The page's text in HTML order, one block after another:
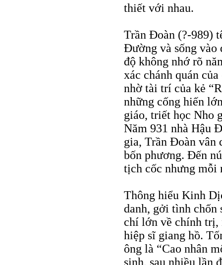
thiết với nhau.
Trần Ðoàn (?-989)
Ðường và sống vào
độ không nhớ rõ
xác chánh quán
nhờ tài trí của kẻ
những cống hiến
giáo, triết học Nho
Năm 931 nhà Hậu
gia, Trần Ðoàn vân
bốn phương. Ðến
tịch cốc nhưng mỗi
Thông hiểu Kinh
danh, gởi tình chốn
chí lớn về chính trị,
hiệp sĩ giang hồ.
ông là “Cao nhân
sinh, sau nhiều lần